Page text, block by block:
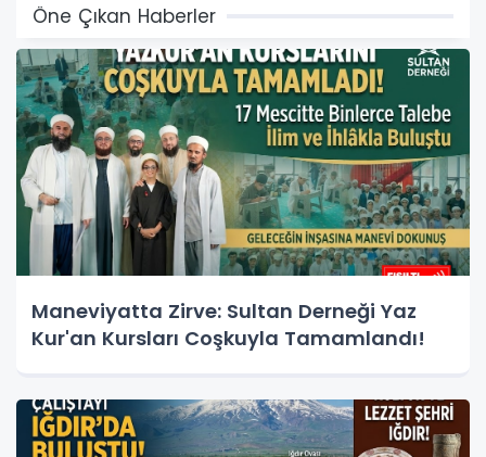
Öne Çıkan Haberler
Maneviyatta Zirve: Sultan Derneği Yaz
Kur'an Kursları Coşkuyla Tamamlandı!